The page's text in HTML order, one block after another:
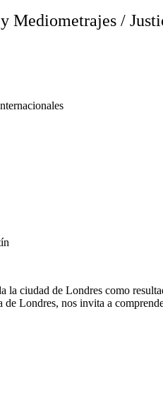
Mediometrajes /
la ciudad de Londres como
Londres, nos invita a